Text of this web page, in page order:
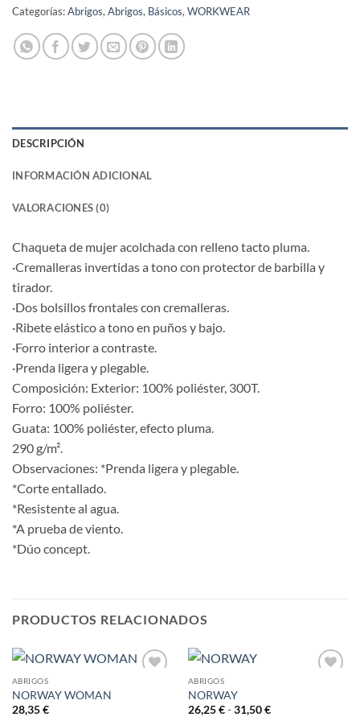
Categorías:Abrigos, Abrigos, Básicos, WORKWEAR
DESCRIPCIÓN
INFORMACIÓN ADICIONAL
VALORACIONES (0)
Chaqueta de mujer acolchada con relleno tacto pluma.
·Cremalleras invertidas a tono con protector de barbilla y
tirador.
·Dos bolsillos frontales con cremalleras.
·Ribete elástico a tono en puños y bajo.
·Forro interior a contraste.
·Prenda ligera y plegable.
Composición: Exterior: 100% poliéster, 300T.
Forro: 100% poliéster.
Guata: 100% poliéster, efecto pluma.
290 g/m².
Observaciones: *Prenda ligera y plegable.
*Corte entallado.
*Resistente al agua.
*A prueba de viento.
*Dúo concept.
PRODUCTOS RELACIONADOS
ABRIGOS
NORWAY WOMAN
28,35€
ABRIGOS
NORWAY
26,25€ - 31,50€Rango